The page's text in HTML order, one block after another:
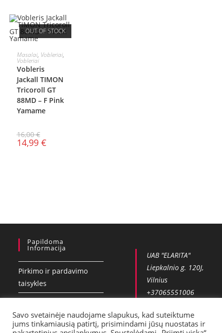
OUT OF STOCK
DAUGIAU
Masalai, Vobleriai,
Vobleriai
Vobleris
Jackall TIMON
Tricoroll GT
88MD – F Pink
Yamame
16,00€
14,99 €
Papildoma
Informacija
Pirkimo ir pardavimo
taisykles
Kontaktai
UAB "ELARITA"
Liepkalnio g. 120J,
Vilnius
+37065551006
Savo svetainėje naudojame slapukus, kad suteiktume
jums tinkamiausią patirtį, prisimindami jūsų nuostatas ir